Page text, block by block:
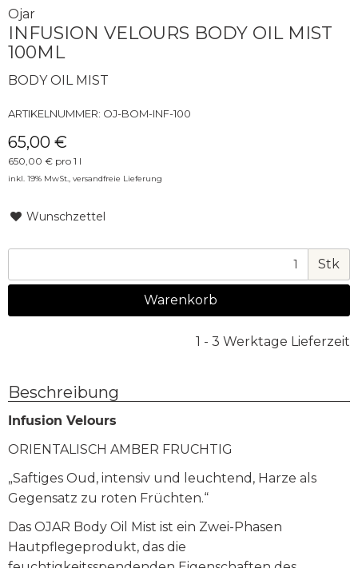
Ojar
INFUSION VELOURS BODY OIL MIST
100ML
BODY OIL MIST
ARTIKELNUMMER: OJ-BOM-INF-100
65,00 €
650,00 € pro 1 l
inkl. 19% MwSt., versandfreie Lieferung
Wunschzettel
Stk
Warenkorb
1 - 3 Werktage Lieferzeit
Beschreibung
Infusion Velours
ORIENTALISCH AMBER FRUCHTIG
„Saftiges Oud, intensiv und leuchtend, Harze als
Gegensatz zu roten Früchten.“
Das OJAR Body Oil Mist ist ein Zwei-Phasen
Hautpflegeprodukt, das die